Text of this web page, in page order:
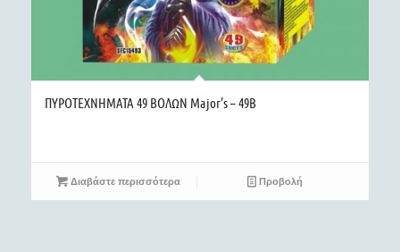
ΠΥΡΟΤΕΧΝΗΜΑΤΑ 49 ΒΟΛΩΝ Major’s – 49B
Διαβάστε περισσότερα Προβολή